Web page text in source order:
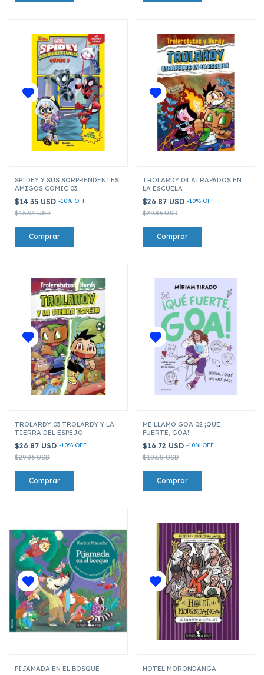
SPIDEY Y SUS SORPRENDENTES
AMIGOS COMIC 03
$14.35 USD -10% OFF
$15.94 USD
TROLARDY 04 ATRAPADOS EN
LA ESCUELA
$26.87 USD -10% OFF
$29.86 USD
TROLARDY 03 TROLARDY Y LA
TIERRA DEL ESPEJO
$26.87 USD -10% OFF
$29.86 USD
ME LLAMO GOA 02 ¡QUE
FUERTE, GOA!
$16.72 USD -10% OFF
$18.58 USD
PIJAMADA EN EL BOSQUE HOTEL MORONDANGA